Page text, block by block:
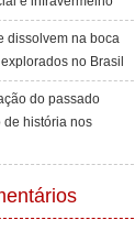
dissolvem na boca
no Brasil
do passado
de história nos